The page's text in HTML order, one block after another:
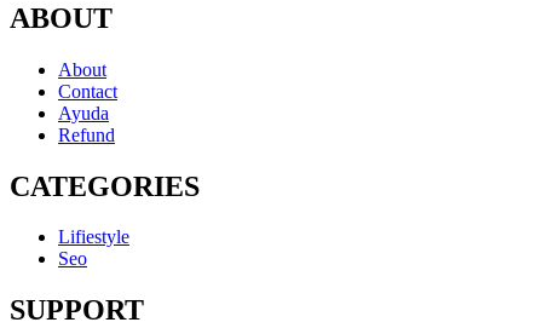
ABOUT
About
Contact
Ayuda
Refund
CATEGORIES
Lifiestyle
Seo
SUPPORT